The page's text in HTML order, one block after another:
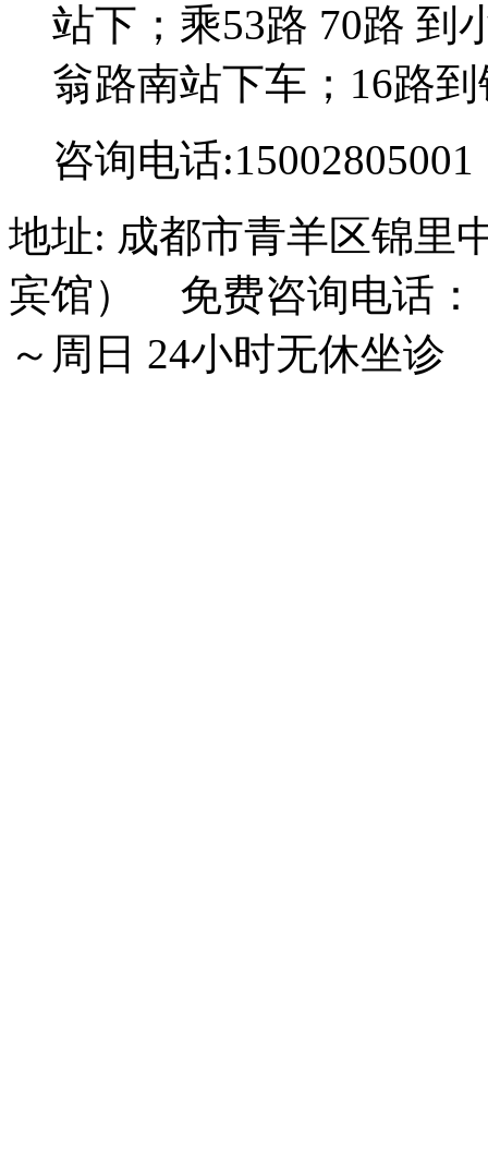
站下；乘53路 70路 到
翁路南站下车；16路
咨询电话:15002805001
地址: 成都市青羊区锦里
宾馆） 免费咨询电话：
～周日 24小时无休坐诊